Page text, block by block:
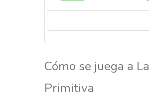
Cómo se juega a La
Primitiva